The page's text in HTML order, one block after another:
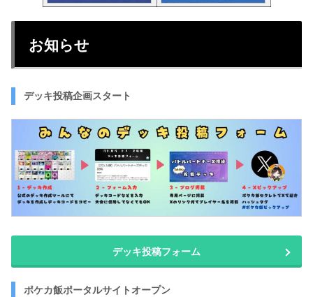
お知らせ
デッキ投稿企画スタート
デッキ投稿フォーム
ポケカ飯ポータルサイトオープン